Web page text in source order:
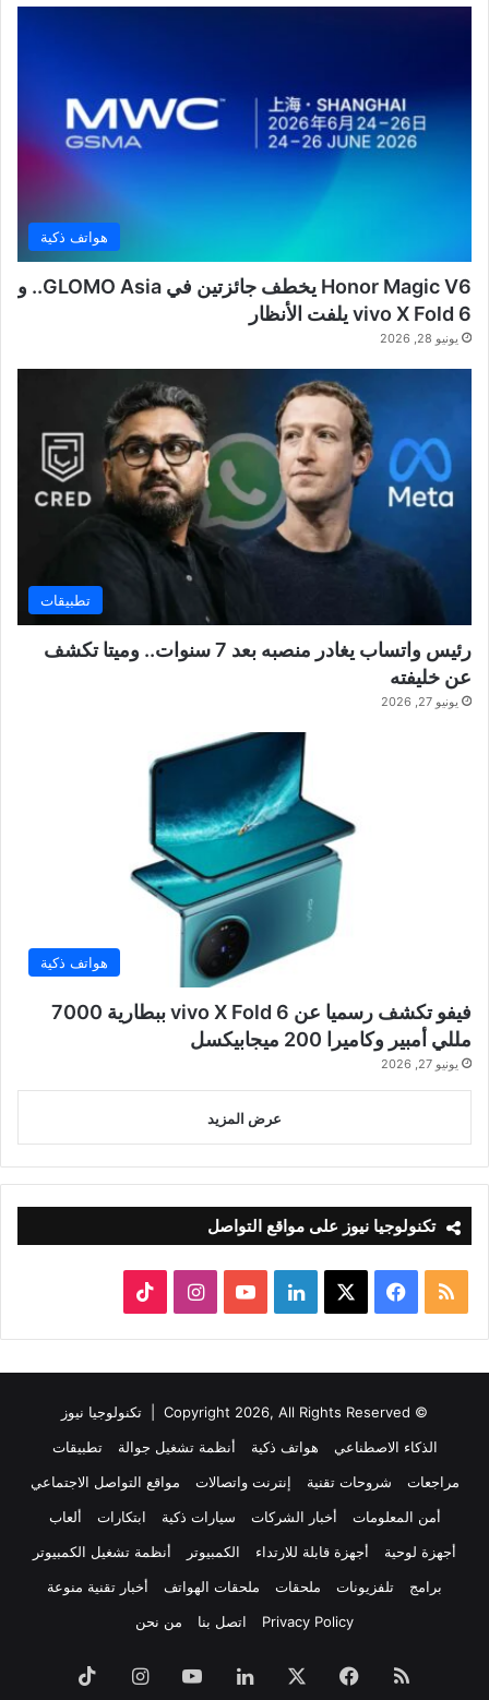
هواتف ذكية
Honor Magic V6 يخطف جائزتين في GLOMO Asia.. و
vivo X Fold 6 يلفت الأنظار
يونيو 28, 2026
تطبيقات
رئيس واتساب يغادر منصبه بعد 7 سنوات.. وميتا تكشف
عن خليفته
يونيو 27, 2026
هواتف ذكية
فيفو تكشف رسميا عن vivo X Fold 6 ببطارية 7000
مللي أمبير وكاميرا 200 ميجابيكسل
يونيو 27, 2026
عرض المزيد
تكنولوجيا نيوز على مواقع التواصل
ملخص
الموقع
RSS
فيسبوك لينكدإن‫YouTubeانستقرام
© Copyright 2026, All Rights Reserved |
تكنولوجيا نيوز
الذكاء الاصطناعي
هواتف ذكية أنظمة تشغيل جوالة
تطبيقات
مراجعات
شروحات تقنية إنترنت واتصالات
مواقع التواصل الاجتماعي
أمن المعلومات
أخبار الشركات سيارات ذكية ابتكارات
ألعاب
أجهزة لوحية
أجهزة قابلة للارتداء الكمبيوتر
أنظمة تشغيل الكمبيوتر
برامج
تلفزيونات ملحقات ملحقات الهواتف
أخبار تقنية منوعة
Privacy Policy
اتصل بنا من نحن
ملخصفيسبوك لينكدإن‫YouTubeانستقرام